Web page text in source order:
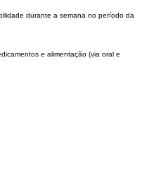
durante a semana no período da
e alimentação (via oral e